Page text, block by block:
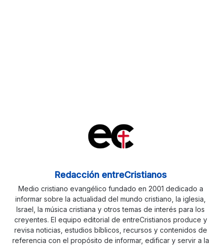
Redacción entreCristianos
Medio cristiano evangélico fundado en 2001 dedicado a
informar sobre la actualidad del mundo cristiano, la iglesia,
Israel, la música cristiana y otros temas de interés para los
creyentes. El equipo editorial de entreCristianos produce y
revisa noticias, estudios bíblicos, recursos y contenidos de
referencia con el propósito de informar, edificar y servir a la